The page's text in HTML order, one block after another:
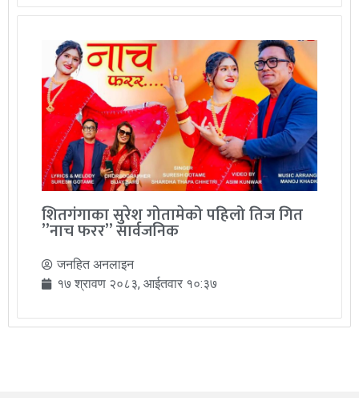
शितगंगाका सुरेश गोतामेको पहिलो तिज गित
”नाच फरर” सार्वजनिक
जनहित अनलाइन
१७ श्रावण २०८३, आईतवार १०:३७